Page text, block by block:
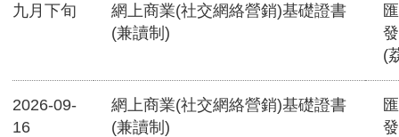
九月下旬
網上商業(社交網絡營銷)基礎證書
(兼讀制)
(
2026-09-
16
網上商業(社交網絡營銷)基礎證書
(兼讀制)